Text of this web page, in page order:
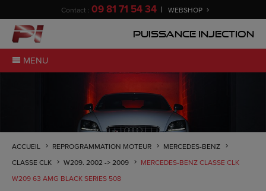
Contact : 09 81 71 54 34 WEBSHOP
Puissance Injection
MENU
ACCUEIL REPROGRAMMATION MOTEUR
MERCEDES-BENZ
CLASSE CLK
W209. 2002 -> 2009
MERCEDES-BENZ CLASSE CLK
W209 63 AMG BLACK SERIES 508